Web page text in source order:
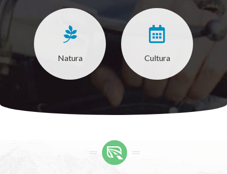
Natura Cultura